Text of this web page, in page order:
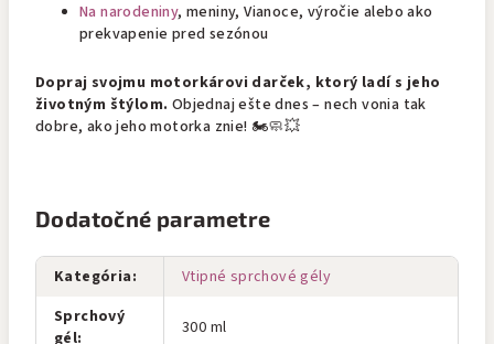
Na narodeniny, meniny, Vianoce, výročie alebo ako
prekvapenie pred sezónou
Dopraj svojmu motorkárovi darček, ktorý ladí s jeho
životným štýlom. Objednaj ešte dnes – nech vonia tak
dobre, ako jeho motorka znie! 🏍️🧼💥
Dodatočné parametre
Kategória:
Vtipné sprchové gély
Sprchový
gél: 300 ml